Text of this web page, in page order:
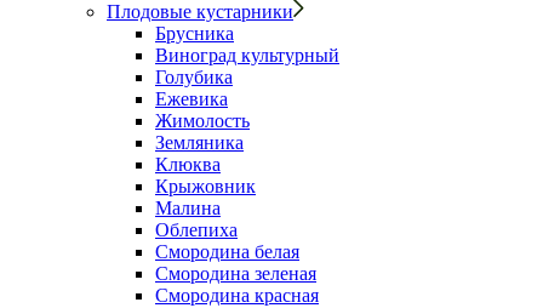
Плодовые кустарники
Брусника
Виноград культурный
Голубика
Ежевика
Жимолость
Земляника
Клюква
Крыжовник
Малина
Облепиха
Смородина белая
Смородина зеленая
Смородина красная